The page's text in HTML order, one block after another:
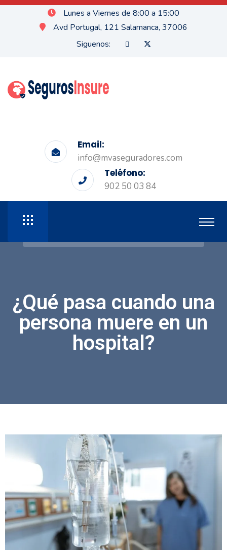
Lunes a Viernes de 8:00 a 15:00
Avd Portugal, 121 Salamanca, 37006
Siguenos:
Email:
info@mvaseguradores.com
Teléfono:
902 50 03 84
¿Qué pasa cuando una
persona muere en un
hospital?